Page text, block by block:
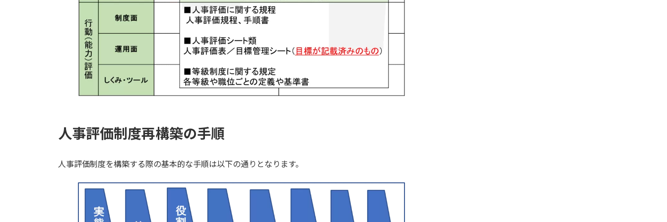
人事評価制度再構築の手順
人事評価制度を構築する際の基本的な手順は以下の通りとなります。